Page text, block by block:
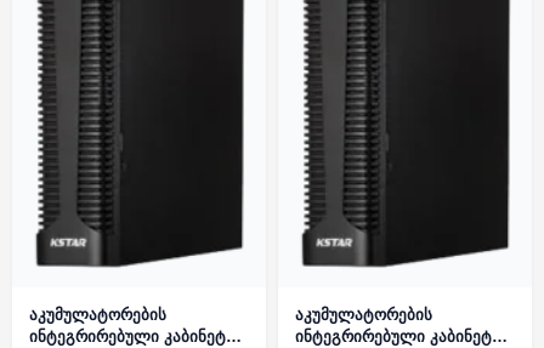
აკუმულატორების
ინტეგრირებული კაბინეტი
აკუმულატორების
ინტეგრირებული კაბინეტი